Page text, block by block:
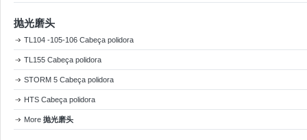
抛光磨头
TL104 -105-106 Cabeça polidora
TL155 Cabeça polidora
STORM 5 Cabeça polidora
HTS Cabeça polidora
More 抛光磨头